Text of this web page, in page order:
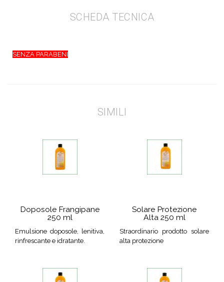
SCHEDA TECNICA
SENZA PARABENI
SIMILI
Doposole Frangipane
250 ml
Emulsione doposole, lenitiva,
rinfrescante e idratante.
Solare Protezione
Alta 250 ml
Straordinario prodotto solare
alta protezione